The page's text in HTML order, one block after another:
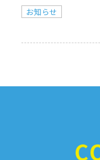
お知らせ